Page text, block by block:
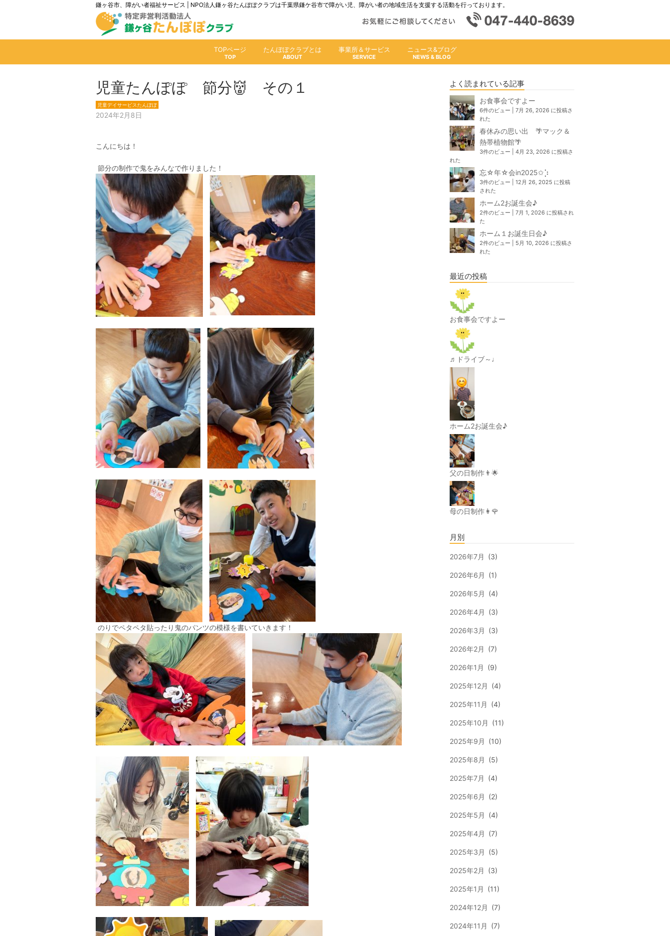
鎌ヶ谷市、障がい者福祉サービス | NPO法人鎌ヶ谷たんぽぽクラブは千葉県鎌ケ谷市で障がい児、障がい者の地域生活を支援する活動を行っております。
TOPページ たんぽぽクラブとは 事業所＆サービス ニュース&ブログ
児童たんぽぽ 節分👹 その１
児童デイサービスたんぽぽ
2024年2月8日
こんにちは！
節分の制作で鬼をみんなで作りました！
のりでペタペタ貼ったり鬼のパンツの模様を書いていきます！
よく読まれている記事
お食事会ですよー
6件のビュー
7月 26, 2026 に投稿さ
れた
春休みの思い出 🌴マック＆
熱帯植物館🌴
3件のビュー
4月 23, 2026 に投稿さ
れた
忘☆年☆会in2025✩⡱
3件のビュー
12月 26, 2025 に投稿
された
ホーム2お誕生会♪
2件のビュー
7月 1, 2026 に投稿され
た
ホーム１お誕生日会♪
2件のビュー
5月 10, 2026 に投稿さ
れた
最近の投稿
お食事会ですよー
♬ドライブ～♩
ホーム2お誕生会♪
父の日制作👨🌟
母の日制作👩🌹
月別
2026年7月 (3)
2026年6月 (1)
2026年5月 (4)
2026年4月 (3)
2026年3月 (3)
2026年2月 (7)
2026年1月 (9)
2025年12月 (4)
2025年11月 (4)
2025年10月 (11)
2025年9月 (10)
2025年8月 (5)
2025年7月 (4)
2025年6月 (2)
2025年5月 (4)
2025年4月 (7)
2025年3月 (5)
2025年2月 (3)
2025年1月 (11)
2024年12月 (7)
2024年11月 (7)